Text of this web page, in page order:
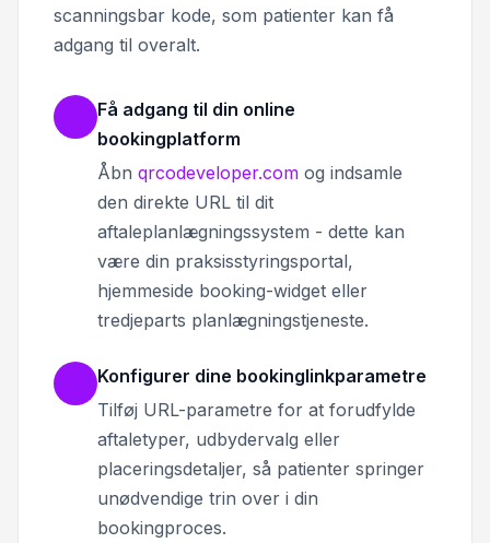
scanningsbar kode, som patienter kan få
adgang til overalt.
Få adgang til din online
bookingplatform
Åbn qrcodeveloper.com og indsamle
den direkte URL til dit
aftaleplanlægningssystem - dette kan
være din praksisstyringsportal,
hjemmeside booking-widget eller
tredjeparts planlægningstjeneste.
Konfigurer dine bookinglinkparametre
Tilføj URL-parametre for at forudfylde
aftaletyper, udbydervalg eller
placeringsdetaljer, så patienter springer
unødvendige trin over i din
bookingproces.